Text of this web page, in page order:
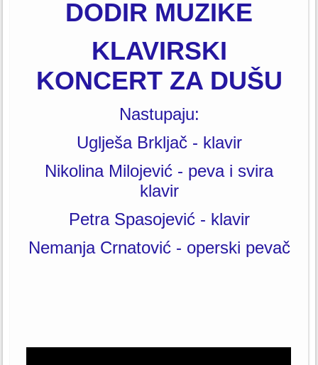
DODIR MUZIKE
KLAVIRSKI
KONCERT ZA DUŠU
Nastupaju:
Uglješa Brkljač - klavir
Nikolina Milojević - peva i svira
klavir
Petra Spasojević - klavir
Nemanja Crnatović - operski pevač